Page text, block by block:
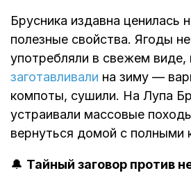
Брусника издавна ценилась
полезные свойства. Ягоды
употребляли в свежем виде,
заготавливали на зиму —
компоты, сушили. На Лупа
устраивали массовые
вернуться домой с полными
🔔 Тайный заговор против